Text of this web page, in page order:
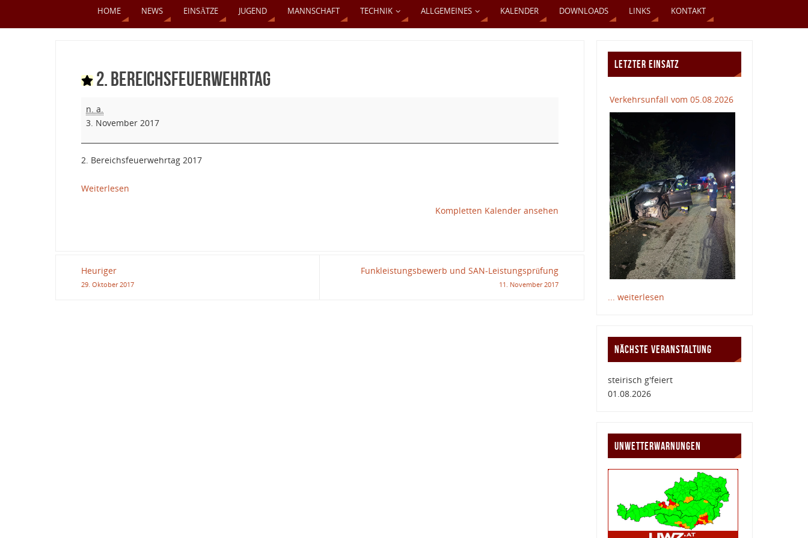
HOME NEWS EINSÄTZE JUGEND MANNSCHAFT TECHNIK ALLGEMEINES KALENDER DOWNLOADS LINKS KONTAKT
2. Bereichsfeuerwehrtag
n. a.
3. November 2017
2. Bereichsfeuerwehrtag 2017
Weiterlesen
Kompletten Kalender ansehen
Heuriger
29. Oktober 2017
Funkleistungsbewerb und SAN-Leistungsprüfung
11. November 2017
LETZTER EINSATZ
Verkehrsunfall vom 05.08.2026
... weiterlesen
NÄCHSTE VERANSTALTUNG
steirisch g'feiert
01.08.2026
UNWETTERWARNUNGEN